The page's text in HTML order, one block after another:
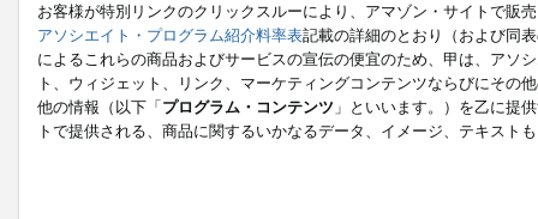
お客様が特別リンクのクリックスルーにより、アマゾン・サイトで販
アソシエイト・プログラム紹介料率表記載の詳細のとおり（および同
によるこれらの商品およびサービスの宣伝の便宜のため、甲は、アソ
ト、ウィジェット、リンク、マーケティングコンテンツならびにその
他の情報（以下「プログラム・コンテンツ 」といいます。）を乙に提
トで提供される、商品に関するいかなるデータ、イメージ、テキス